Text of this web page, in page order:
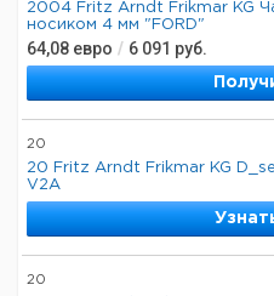
2004 Fritz Arndt Frikmar KG
носиком 4 мм "FORD"
64,08 евро / 6 091 руб.
20
20 Fritz Arndt Frikmar KG
V2A
20